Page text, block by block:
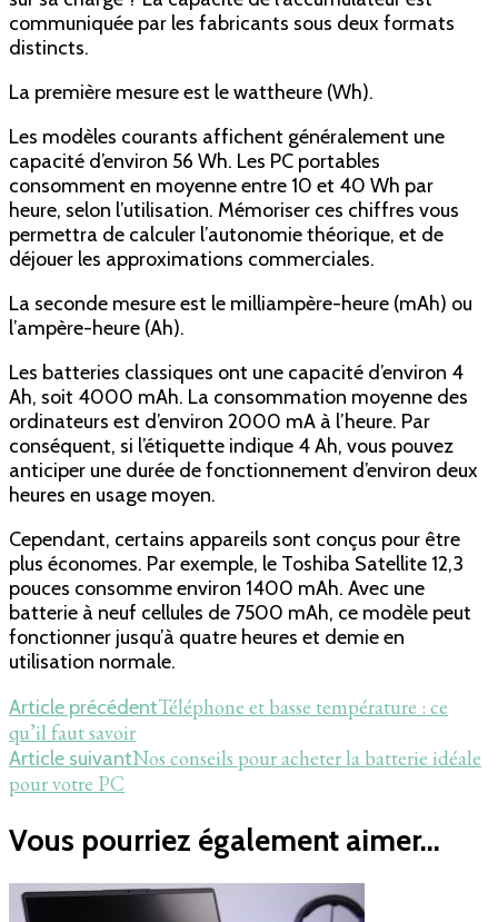
communiquée par les fabricants sous deux formats
distincts.
La première mesure est le wattheure (Wh).
Les modèles courants affichent généralement une
capacité d’environ 56 Wh. Les PC portables
consomment en moyenne entre 10 et 40 Wh par
heure, selon l’utilisation. Mémoriser ces chiffres vous
permettra de calculer l’autonomie théorique, et de
déjouer les approximations commerciales.
La seconde mesure est le milliampère-heure (mAh) ou
l’ampère-heure (Ah).
Les batteries classiques ont une capacité d’environ 4
Ah, soit 4000 mAh. La consommation moyenne des
ordinateurs est d’environ 2000 mA à l’heure. Par
conséquent, si l’étiquette indique 4 Ah, vous pouvez
anticiper une durée de fonctionnement d’environ deux
heures en usage moyen.
Cependant, certains appareils sont conçus pour être
plus économes. Par exemple, le Toshiba Satellite 12,3
pouces consomme environ 1400 mAh. Avec une
batterie à neuf cellules de 7500 mAh, ce modèle peut
fonctionner jusqu’à quatre heures et demie en
utilisation normale.
Navigation
d'article
Article précédentTéléphone et basse température : ce
qu’il faut savoir
Article suivantNos conseils pour acheter la batterie idéale
pour votre PC
Vous pourriez également aimer...